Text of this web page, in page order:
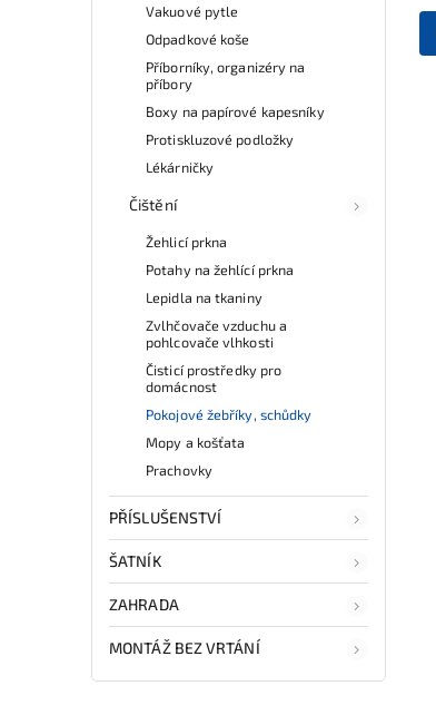
Vakuové pytle
Odpadkové koše
Příborníky, organizéry na
příbory
Boxy na papírové kapesníky
Protiskluzové podložky
Lékárničky
Čištění
Žehlicí prkna
Potahy na žehlící prkna
Lepidla na tkaniny
Zvlhčovače vzduchu a
pohlcovače vlhkosti
Čisticí prostředky pro
domácnost
Pokojové žebříky, schůdky
Mopy a košťata
Prachovky
PŘÍSLUŠENSTVÍ
ŠATNÍK
ZAHRADA
MONTÁŽ BEZ VRTÁNÍ